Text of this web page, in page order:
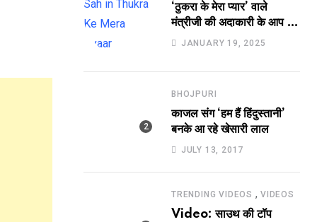
‘ठुकरा के मेरा प्यार’ वाले
मंत्रीजी की अदाकारी के आप भी
हो जाएंगे फैन, यकीं न हो तो
भूमिका
JANUARY 19, 2025
BHOJPURI
काजल संग ‘हम हैं हिंदुस्तानी’
बनके आ रहे खेसारी लाल
JULY 13, 2017
TRENDING VIDEOS , VIDEOS
Video: साउथ की टॉप